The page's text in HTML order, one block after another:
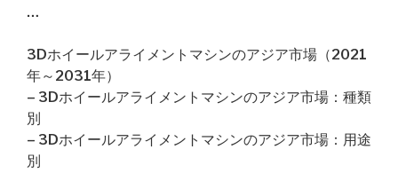
…
3Dホイールアライメントマシンのアジア市場（2021
年～2031年）
– 3Dホイールアライメントマシンのアジア市場：種類
別
– 3Dホイールアライメントマシンのアジア市場：用途
別